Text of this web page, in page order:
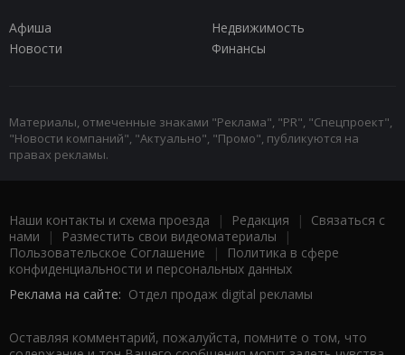
Афиша
Недвижимость
Новости
Финансы
Материалы, отмеченные знаками "Реклама", "PR", "Спецпроект",
"Новости компаний", "Актуально", "Промо", публикуются на
правах рекламы.
Наши контакты и схема проезда | Редакция | Связаться с
нами | Разместить свои видеоматериалы |
Пользовательское Соглашение |
Политика в сфере
конфиденциальности и персональных данных
Реклама на сайте: Отдел продаж digital рекламы
Оставляя комментарий, пожалуйста, помните о том, что